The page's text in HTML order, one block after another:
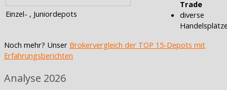
Einzel- , Juniordepots
Trade
diverse
Noch mehr? Unser Brokervergleich der TOP 15-Depots mit
Erfahrungsberichten
Analyse 2026